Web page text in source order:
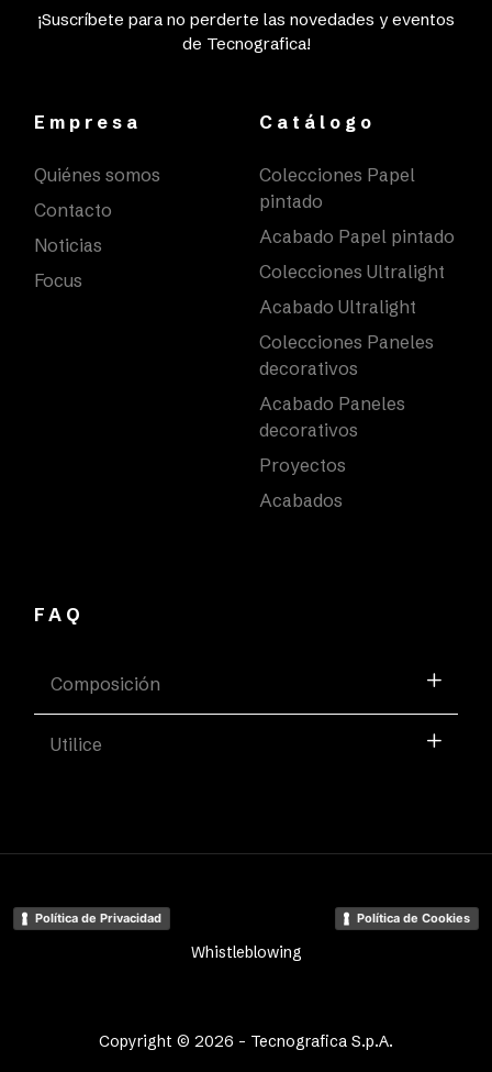
¡Suscríbete para no perderte las novedades y eventos
de Tecnografica!
Empresa
Quiénes somos
Contacto
Noticias
Focus
Catálogo
Colecciones Papel
pintado
Acabado Papel pintado
Colecciones Ultralight
Acabado Ultralight
Colecciones Paneles
decorativos
Acabado Paneles
decorativos
Proyectos
Acabados
FAQ
Composición
Utilice
Copyright © 2026 - Tecnografica S.p.A.
Política de Privacidad Política de Cookies
Whistleblowing